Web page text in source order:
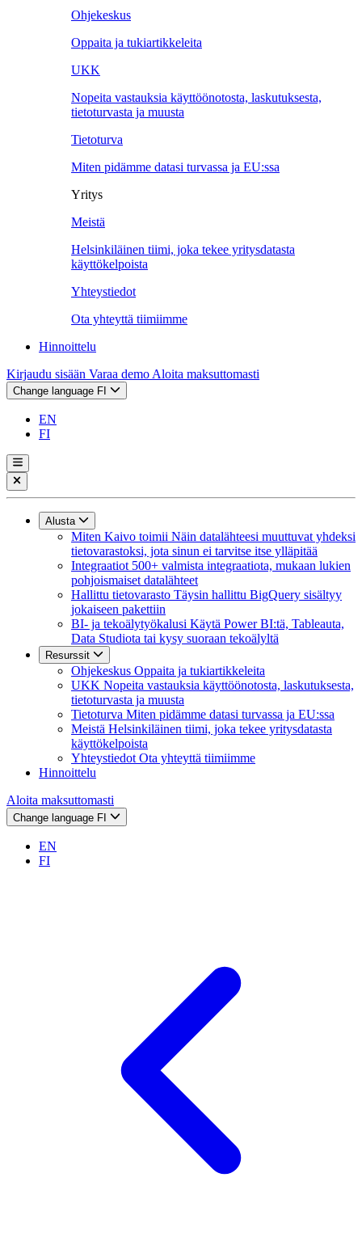
Ohjekeskus
Oppaita ja tukiartikkeleita
UKK
Nopeita vastauksia käyttöönotosta, laskutuksesta,
tietoturvasta ja muusta
Tietoturva
Miten pidämme datasi turvassa ja EU:ssa
Yritys
Meistä
Helsinkiläinen tiimi, joka tekee yritysdatasta
käyttökelpoista
Yhteystiedot
Ota yhteyttä tiimiimme
Hinnoittelu
Kirjaudu sisään Varaa demo Aloita maksuttomasti
Change language FI
EN
FI
Alusta
Miten Kaivo toimii Näin datalähteesi muuttuvat yhdeksi
tietovarastoksi, jota sinun ei tarvitse itse ylläpitää
Integraatiot 500+ valmista integraatiota, mukaan lukien
pohjoismaiset datalähteet
Hallittu tietovarasto Täysin hallittu BigQuery sisältyy
jokaiseen pakettiin
BI- ja tekoälytyökalusi Käytä Power BI:tä, Tableauta,
Data Studiota tai kysy suoraan tekoälyltä
Resurssit
Ohjekeskus Oppaita ja tukiartikkeleita
UKK Nopeita vastauksia käyttöönotosta, laskutuksesta,
tietoturvasta ja muusta
Tietoturva Miten pidämme datasi turvassa ja EU:ssa
Meistä Helsinkiläinen tiimi, joka tekee yritysdatasta
käyttökelpoista
Yhteystiedot Ota yhteyttä tiimiimme
Hinnoittelu
Aloita maksuttomasti
Change language FI
EN
FI